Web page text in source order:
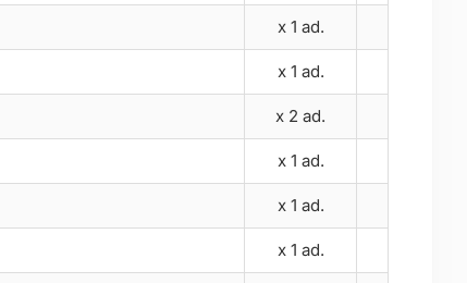
x 1 ad.
x 1 ad.
x 2 ad.
x 1 ad.
x 1 ad.
x 1 ad.